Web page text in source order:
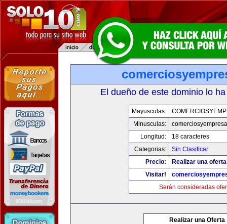
El dueño de este dominio lo
Mayusculas:
Minusculas:
Longitud:
18 caracteres
Categorias:
Sin Clasificar
Precio:
Realizar una
Visitar!
Serán consideradas
Realizar una Oferta